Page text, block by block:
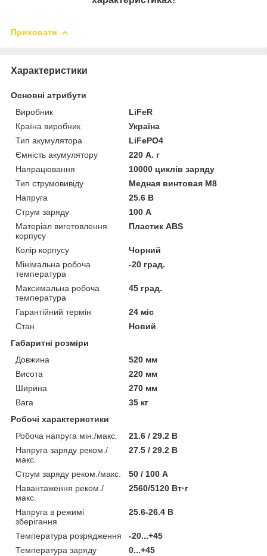
Приховати
Характеристики
Основні атрибути
Виробник
LiFeR
Країна виробник
Україна
Тип акумулятора
LiFePO4
Ємність акумулятору
220 А. г
Напрацювання
10000 циклів заряду
Тип струмовивіду
Медная винтовая М8
Напруга
25.6 В
Струм заряду
100 А
Матеріал виготовлення
корпусу
Пластик ABS
Колір корпусу
Чорний
Мінімальна робоча
температура
-20 град.
Максимальна робоча
температура
45 град.
Гарантійний термін
24 міс
Стан
Новий
Габаритні розміри
Довжина
520 мм
Висота
220 мм
Ширина
270 мм
Вага
35 кг
Робочі характеристики
Робоча напруга мін./макс.
21.6 / 29.2 В
Напруга заряду реком./
макс.
27.5 / 29.2 В
Струм заряду реком./макс.
50 / 100 А
Навантаження реком./
макс.
2560/5120 Вт·г
Напруга в режимі
зберігання
25.6-26.4 В
Температура розрядження
-20...+45
Температура заряду
0...+45